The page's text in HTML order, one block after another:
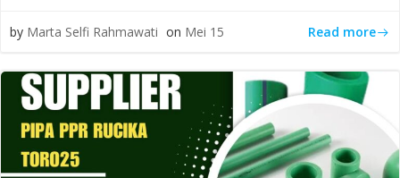
by Marta Selfi Rahmawati on Mei 15 Read more